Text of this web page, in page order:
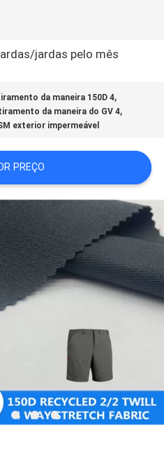
jardas pelo mês
da maneira 150D 4,
da maneira do GV 4,
exterior impermeável
PREÇO